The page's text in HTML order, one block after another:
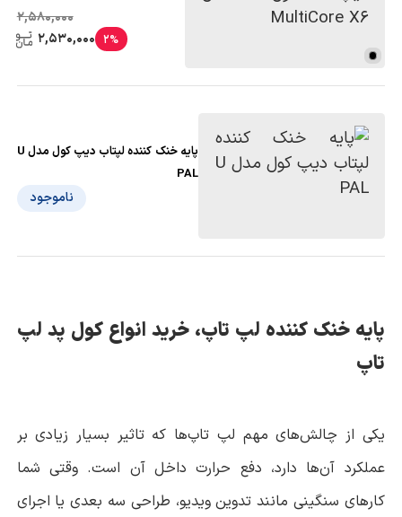
2,580,000
2%
2,530,000
پایه خنک کننده لپتاب دیپ کول مدل U
PAL
ناموجود
پایه خنک کننده لپ تاپ، خرید انواع کول پد لپ
تاپ
یکی از چالش‌های مهم لپ تاپ‌ها که تاثیر بسیار زیادی بر
عملکرد آن‌ها دارد، دفع حرارت داخل آن است. وقتی شما
کارهای سنگینی مانند تدوین ویدیو، طراحی سه بعدی یا اجرای